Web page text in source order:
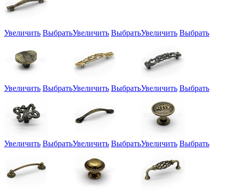
Увеличить ВыбратьУвеличить ВыбратьУвеличить Выбрать
Увеличить ВыбратьУвеличить ВыбратьУвеличить Выбрать
Увеличить ВыбратьУвеличить ВыбратьУвеличить Выбрать